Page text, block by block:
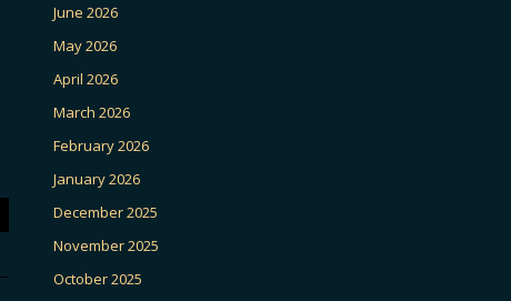
June 2026
May 2026
April 2026
March 2026
February 2026
January 2026
December 2025
November 2025
October 2025